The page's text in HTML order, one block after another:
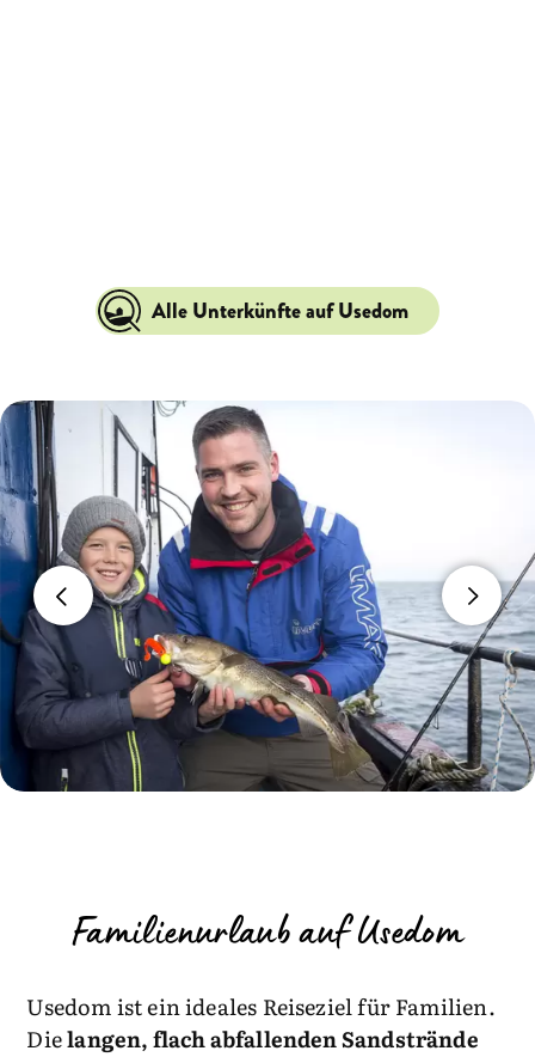
Alle Unterkünfte auf Usedom
Familienurlaub auf Usedom
Usedom ist ein ideales Reiseziel für Familien.
Dielangen, flach abfallenden Sandstrände